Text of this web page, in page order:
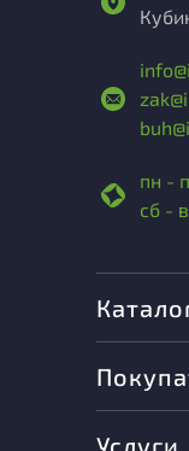
пн -
сб -
Услуги